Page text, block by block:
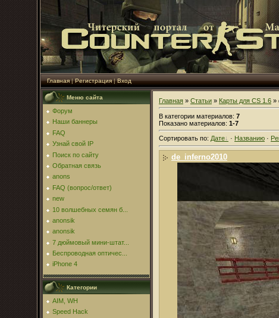
Главная|Регистрация|Вход
Меню сайта
Форум
Наши баннеры
FAQ
Узнай свой IP
Поиск по сайту
Обратная связь
anons
FAQ (вопрос/ответ)
new
10 волшебных семян б...
anonsik
anonsik
7 дюймовый мини-штат...
Беспроводная оптичес...
iPhone 4
Категории
AIM, WH
Speed Hack
Главная » Статьи » Карты для CS 1.6 »
В категории материалов: 7
Показано материалов: 1-7
Сортировать по: Дате · Названию ·
de_inferno2010